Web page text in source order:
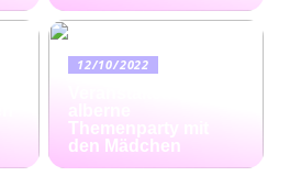
12/10/2022
Themenparty mit
den Mädchen